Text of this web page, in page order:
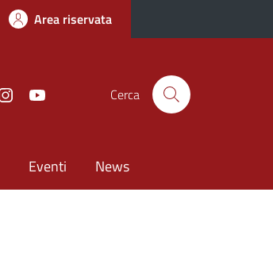
Area riservata
Cerca
Eventi News